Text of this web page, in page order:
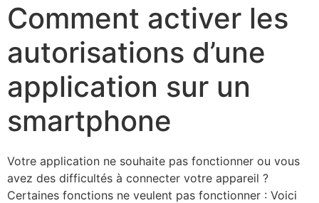
Comment activer les
autorisations d’une
application sur un
smartphone
Votre application ne souhaite pas fonctionner ou vous
avez des difficultés à connecter votre appareil ?
Certaines fonctions ne veulent pas fonctionner : Voici